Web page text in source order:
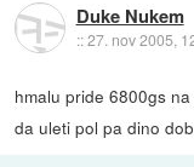
Duke Nukem
::27. nov 2005,
hmalu pride 6800gs
da uleti pol pa dino